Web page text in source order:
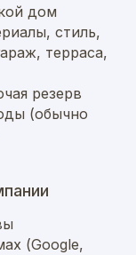
дом
стиль,
терраса,
резерв
(обычно
(Google,